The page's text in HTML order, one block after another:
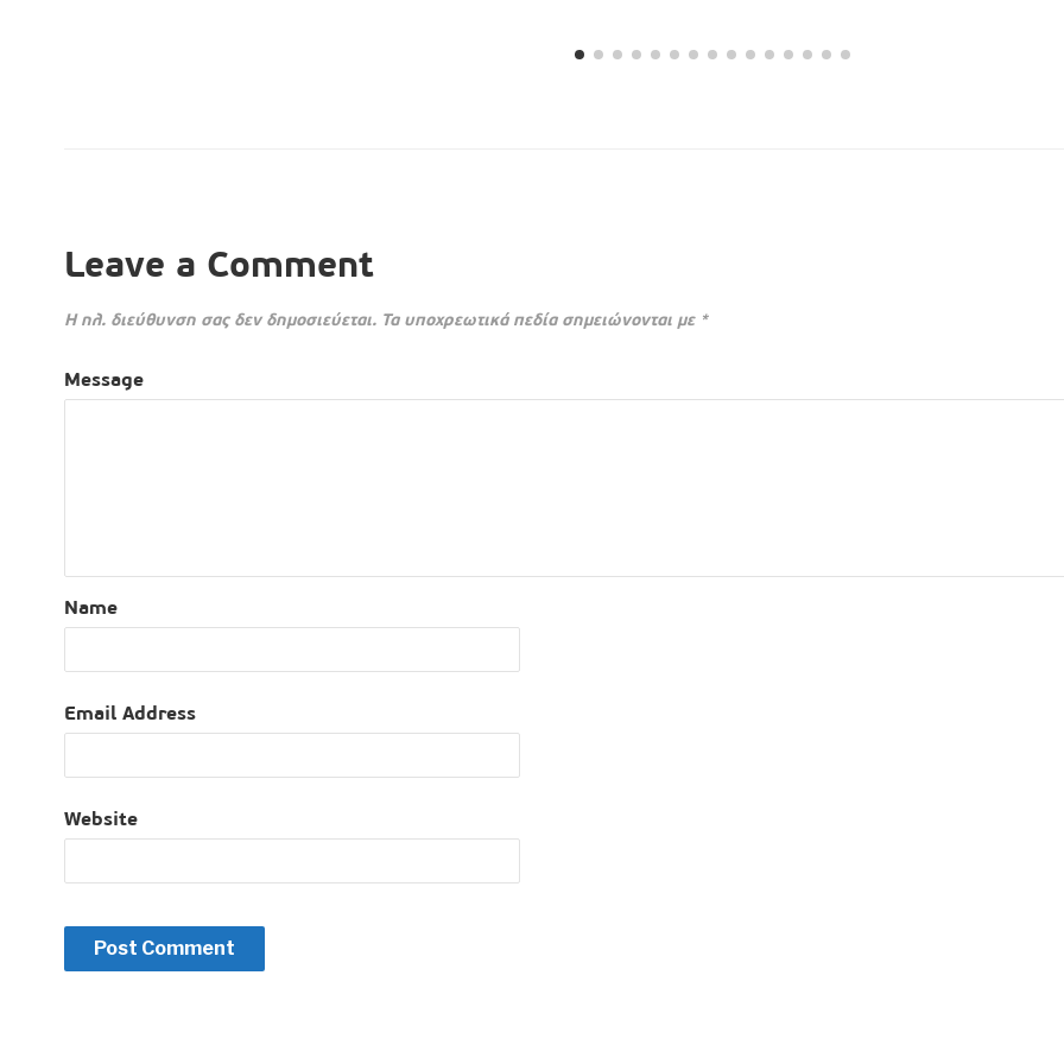
Leave a Comment
Η ηλ. διεύθυνση σας δεν δημοσιεύεται. Τα υποχρεωτικά πεδία σημειώνονται με *
Message
Name
Email Address
Website